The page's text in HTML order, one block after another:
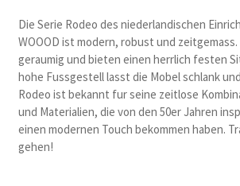
Die Serie Rodeo des niederlandischen
WOOOD ist modern, robust und
geraumig und bieten einen herrlich festen
hohe Fussgestell lasst die Mobel schlank
Rodeo ist bekannt fur seine zeitlose
und Materialien, die von den 50er Jahren
einen modernen Touch bekommen haben.
gehen!